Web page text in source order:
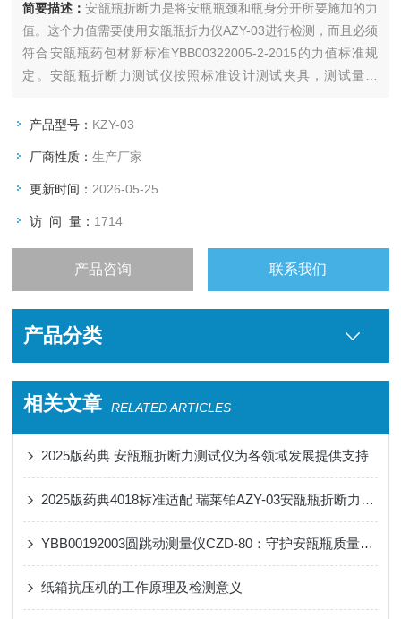
简要描述：安瓿瓶折断力是将安瓶瓶颈和瓶身分开所要施加的力
值。这个力值需要使用安瓿瓶折力仪AZY-03进行检测，而且必须
符合安瓿瓶药包材新标准YBB00322005-2-2015的力值标准规
定。安瓿瓶折断力测试仪按照标准设计测试夹具，测试量程
调，极大的提高了测试效率。
产品型号： KZY-03
厂商性质：生产厂家
更新时间： 2026-05-25
访 问 量： 1714
产品咨询 联系我们
产品分类
相关文章 RELATED ARTICLES
2025版药典 安瓿瓶折断力测试仪为各领域发展提供支持
2025版药典4018标准适配 瑞莱铂AZY-03安瓿瓶折断力测试仪解析
YBB00192003圆跳动测量仪CZD-80：守护安瓿瓶质量，筑牢药品安全防线
纸箱抗压机的工作原理及检测意义